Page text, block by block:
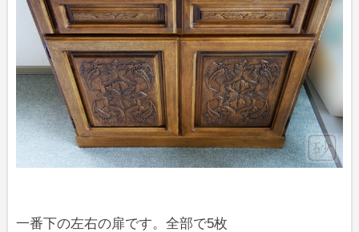
一番下の左右の扉です。全部で5枚